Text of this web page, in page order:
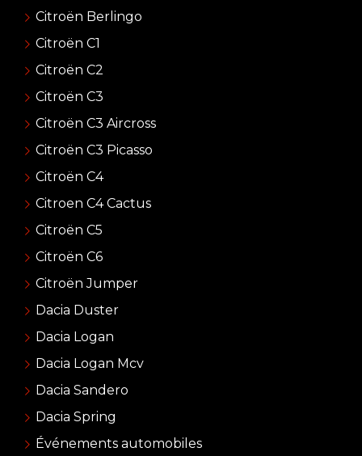
Citroën Berlingo
Citroën C1
Citroën C2
Citroën C3
Citroën C3 Aircross
Citroën C3 Picasso
Citroën C4
Citroen C4 Cactus
Citroën C5
Citroën C6
Citroën Jumper
Dacia Duster
Dacia Logan
Dacia Logan Mcv
Dacia Sandero
Dacia Spring
Événements automobiles